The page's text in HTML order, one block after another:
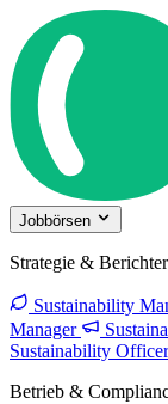
Jobbörsen
Strategie &
Sustainability
Manager
Sustainability Officer
Betrieb &